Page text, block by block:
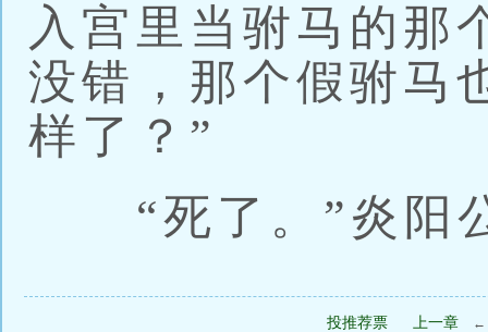
入宫里当驸马的那
没错，那个假驸马
样了？”
“死了。”炎阳
投推荐票 上一章 ←